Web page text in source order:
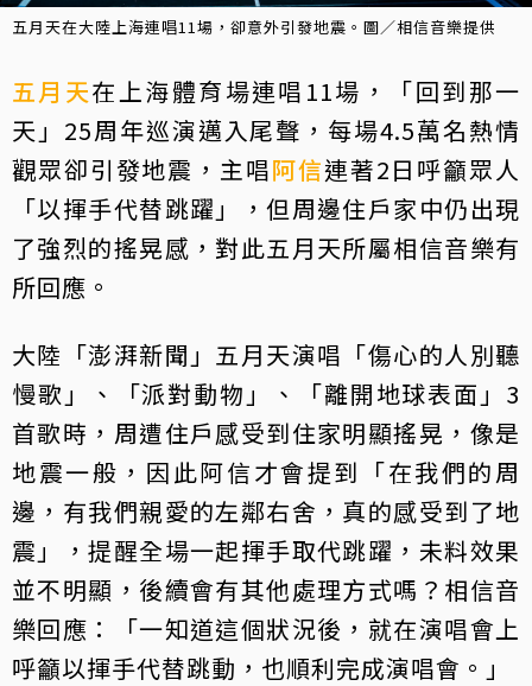
五月天在大陸上海連唱11場，卻意外引發地震。圖／相信音樂提供
五月天在上海體育場連唱11場，「回到那一
天」25周年巡演邁入尾聲，每場4.5萬名熱情
觀眾卻引發地震，主唱阿信連著2日呼籲眾人
「以揮手代替跳躍」，但周邊住戶家中仍出現
了強烈的搖晃感，對此五月天所屬相信音樂有
所回應。
大陸「澎湃新聞」五月天演唱「傷心的人別聽
慢歌」、「派對動物」、「離開地球表面」3
首歌時，周遭住戶感受到住家明顯搖晃，像是
地震一般，因此阿信才會提到「在我們的周
邊，有我們親愛的左鄰右舍，真的感受到了地
震」，提醒全場一起揮手取代跳躍，未料效果
並不明顯，後續會有其他處理方式嗎？相信音
樂回應：「一知道這個狀況後，就在演唱會上
呼籲以揮手代替跳動，也順利完成演唱會。」